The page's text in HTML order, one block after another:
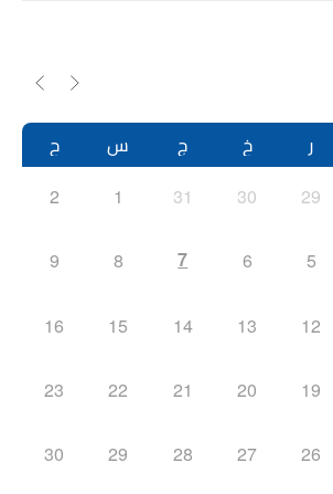
ر خ ج س ح
29
30
31
1
2
5
6
7
8
9
12
13
14
15
16
19
20
21
22
23
26
27
28
29
30